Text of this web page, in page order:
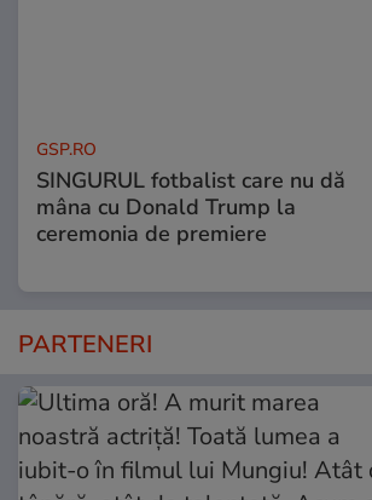
GSP.RO
SINGURUL fotbalist care nu dă
mâna cu Donald Trump la
ceremonia de premiere
PARTENERI